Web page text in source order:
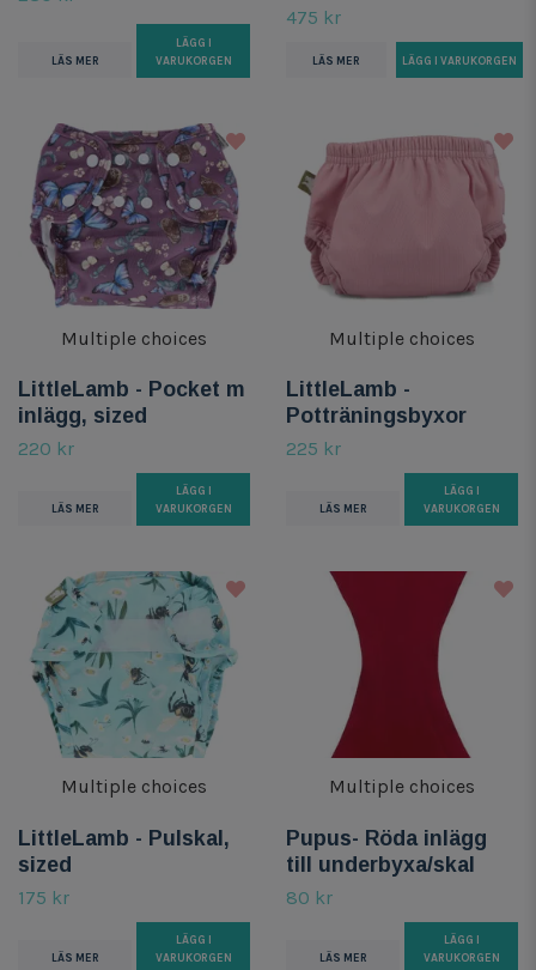
LÄS MER
LÄGG I
VARUKORGEN
475 kr
LÄS MER
Multiple choices
LittleLamb - Pocket m
inlägg, sized
220 kr
LÄS MER
LÄGG I
VARUKORGEN
Multiple choices
LittleLamb -
Potträningsbyxor
225 kr
LÄS MER
LÄGG I
VARUKORGEN
Multiple choices
LittleLamb - Pulskal,
sized
175 kr
LÄS MER
LÄGG I
VARUKORGEN
Multiple choices
Pupus- Röda inlägg
till underbyxa/skal
80 kr
LÄS MER
LÄGG I
VARUKORGEN